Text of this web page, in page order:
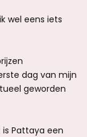
wel eens iets
dag van mijn
geworden
Pattaya een